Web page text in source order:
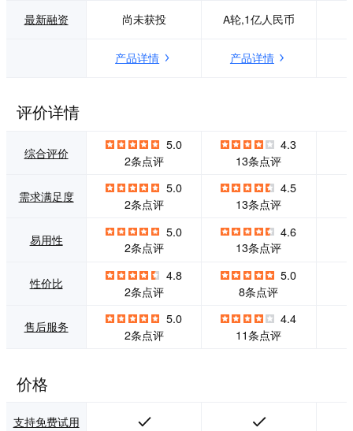
规模企业，凭借技
销售场景下的全链
巨量数据考验，需
做出更快速更精确
的业务决策时，启
客科技的快速成
长，突显出AI技术
与大数据技术在销
售领域的运用，对
企业生存与发展的
影响正日益加强。
签，描绘客户画
触达潜在客户 集成
转化率。 实时的销
售商机预测 捕捉融
资、新闻舆情、职
位招聘等企业动
态，结合商机预测
模型，实时预测潜
在商机，提前掌握
销售机会。
最新融资 尚未获投 A轮,1亿人民币
产品详情 产品详情
评价详情
综合评价
5.0
2条点评
4.3
13条点评
需求满足度
5.0
2条点评
4.5
13条点评
易用性
5.0
2条点评
4.6
13条点评
性价比
4.8
2条点评
5.0
8条点评
售后服务
5.0
2条点评
4.4
11条点评
价格
支持免费试用